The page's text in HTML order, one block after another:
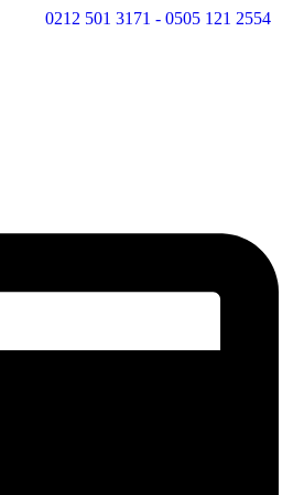
0212 501 3171 - 0505 121 2554